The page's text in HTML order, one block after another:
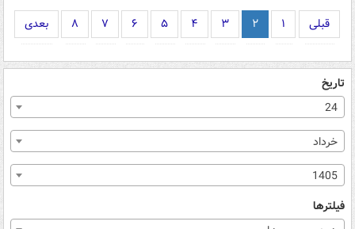
قبلی ۱ ۲ ۳ ۴ ۵ ۶ ۷ ۸ بعدی
تاریخ
24
خرداد
1405
فیلترها